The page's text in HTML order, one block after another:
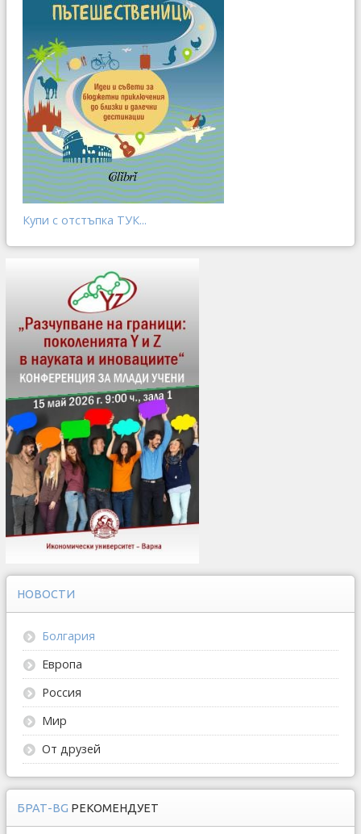
Купи с отстъпка ТУК...
НОВОСТИ
Болгария
Европа
Россия
Мир
От друзей
БРАТ-BG РЕКОМЕНДУЕТ